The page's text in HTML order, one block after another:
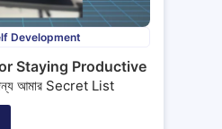
Development
Staying Productive
আমার Secret List